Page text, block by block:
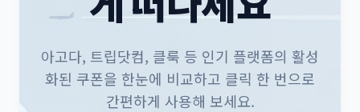
아고다, 트립닷컴, 클룩 등 인기 플랫폼의 활성
화된 쿠폰을 한눈에 비교하고 클릭 한 번으로
간편하게 사용해 보세요.